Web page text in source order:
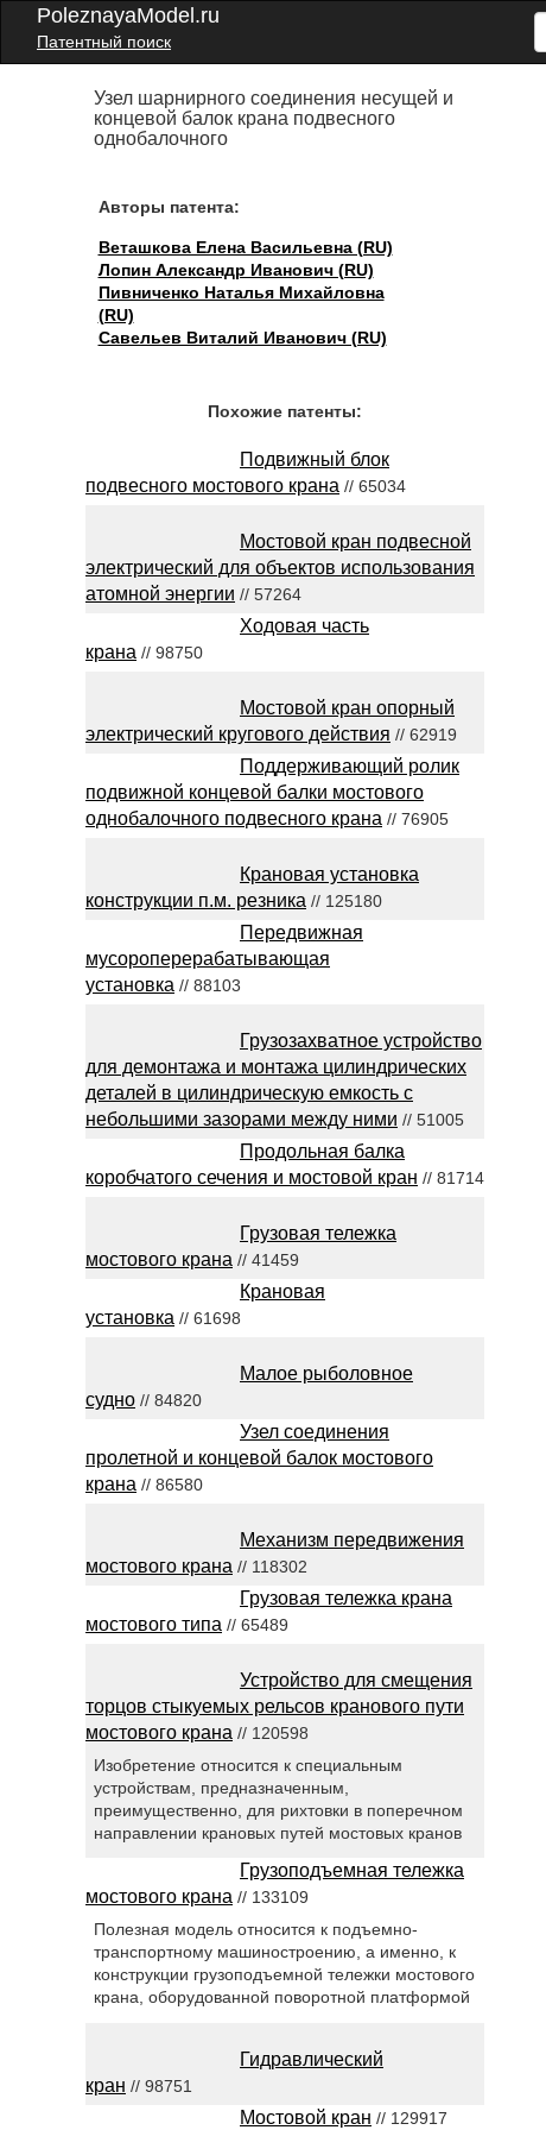
PoleznayaModel.ru
Патентный поиск
Узел шарнирного соединения несущей и
концевой балок крана подвесного
однобалочного
Авторы патента:
Веташкова Елена Васильевна (RU)
Лопин Александр Иванович (RU)
Пивниченко Наталья Михайловна
(RU)
Савельев Виталий Иванович (RU)
Похожие патенты:
Подвижный блок
подвесного мостового крана // 65034
Мостовой кран подвесной
электрический для объектов использования
атомной энергии // 57264
Ходовая часть
крана // 98750
Мостовой кран опорный
электрический кругового действия // 62919
Поддерживающий ролик
подвижной концевой балки мостового
однобалочного подвесного крана // 76905
Крановая установка
конструкции п.м. резника // 125180
Передвижная
мусороперерабатывающая
установка // 88103
Грузозахватное устройство
для демонтажа и монтажа цилиндрических
деталей в цилиндрическую емкость с
небольшими зазорами между ними // 51005
Продольная балка
коробчатого сечения и мостовой кран // 81714
Грузовая тележка
мостового крана // 41459
Крановая
установка // 61698
Малое рыболовное
судно // 84820
Узел соединения
пролетной и концевой балок мостового
крана // 86580
Механизм передвижения
мостового крана // 118302
Грузовая тележка крана
мостового типа // 65489
Устройство для смещения
торцов стыкуемых рельсов кранового пути
мостового крана // 120598
Изобретение относится к специальным
устройствам, предназначенным,
преимущественно, для рихтовки в поперечном
направлении крановых путей мостовых кранов
Грузоподъемная тележка
мостового крана // 133109
Полезная модель относится к подъемно-
транспортному машиностроению, а именно, к
конструкции грузоподъемной тележки мостового
крана, оборудованной поворотной платформой
Гидравлический
кран // 98751
Мостовой кран // 129917